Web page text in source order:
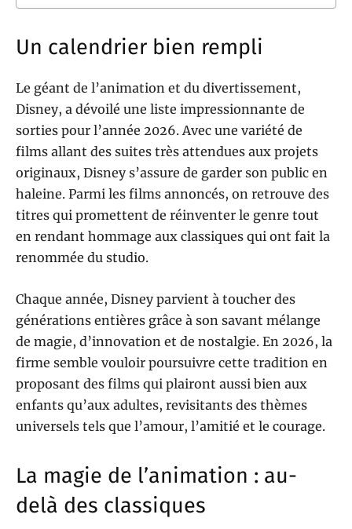
Un calendrier bien rempli
Le géant de l’animation et du divertissement,
Disney, a dévoilé une liste impressionnante de
sorties pour l’année 2026. Avec une variété de
films allant des suites très attendues aux projets
originaux, Disney s’assure de garder son public en
haleine. Parmi les films annoncés, on retrouve des
titres qui promettent de réinventer le genre tout
en rendant hommage aux classiques qui ont fait la
renommée du studio.
Chaque année, Disney parvient à toucher des
générations entières grâce à son savant mélange
de magie, d’innovation et de nostalgie. En 2026, la
firme semble vouloir poursuivre cette tradition en
proposant des films qui plairont aussi bien aux
enfants qu’aux adultes, revisitants des thèmes
universels tels que l’amour, l’amitié et le courage.
La magie de l’animation : au-
delà des classiques